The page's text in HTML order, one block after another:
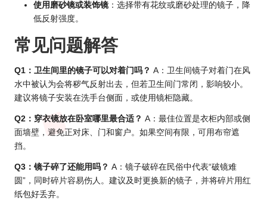
使用磨砂镜或装饰镜 ：选择带有花纹或磨砂处理的镜子，降
低反射强度。
常见问题解答
Q1：卫生间里的镜子可以对着门吗？ A：卫生间镜子对着门在风
水中被认为会将秽气反射出去，但若卫生间门常闭，影响较小。
建议将镜子安装在洗手台侧面，或使用镜柜隐藏。
Q2：穿衣镜放在卧室哪里最合适？ A：最佳位置是衣柜内部或侧
面墙壁，避免正对床、门和窗户。如果空间有限，可用布帘遮
挡。
Q3：镜子碎了还能用吗？ A：镜子破碎在民俗中代表“破镜难
圆”，同时碎片容易伤人。建议及时更换新的镜子，并将碎片用红
纸包好丢弃。